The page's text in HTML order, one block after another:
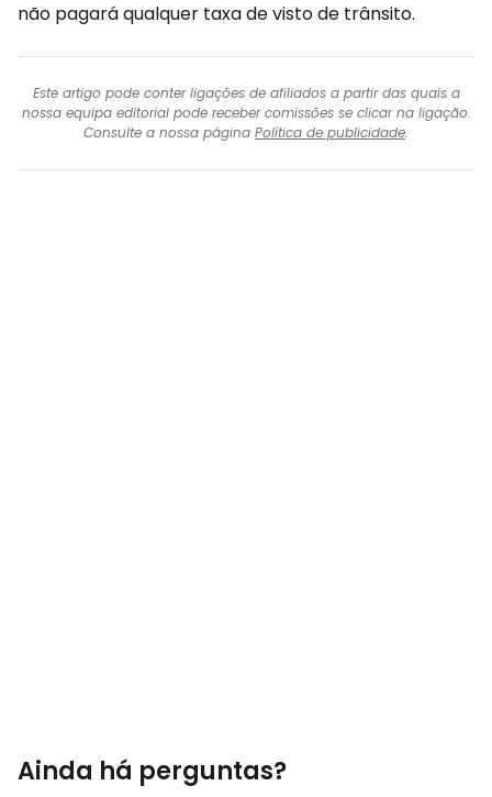
não pagará qualquer taxa de visto de trânsito.
Este artigo pode conter ligações de afiliados a partir das quais a
nossa equipa editorial pode receber comissões se clicar na ligação.
Consulte a nossa página Política de publicidade.
Ainda há perguntas?